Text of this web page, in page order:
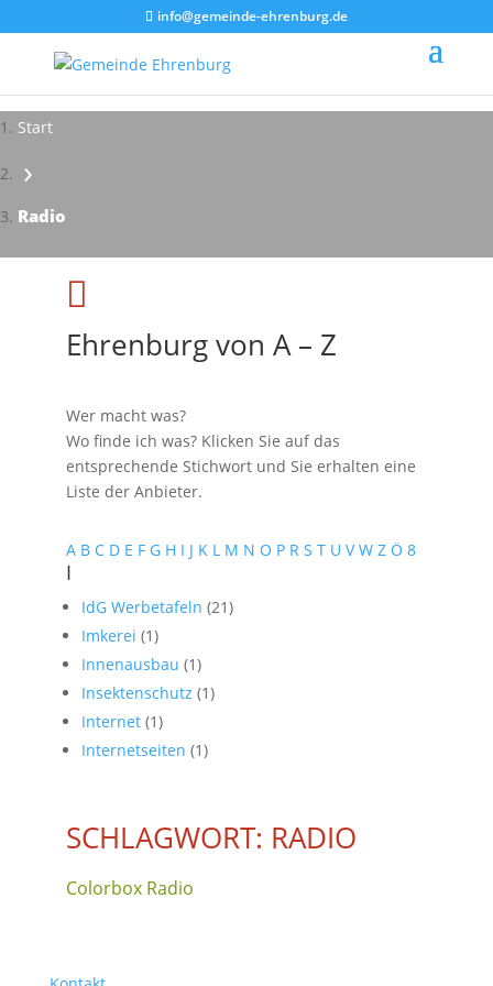
info@gemeinde-ehrenburg.de
Start
›
Radio

Ehrenburg von A – Z
Wer macht was?
Wo finde ich was? Klicken Sie auf das
entsprechende Stichwort und Sie erhalten eine
Liste der Anbieter.
A B C D E F G H I J K L M N O P R S T U V W Z Ö 8
I
IdG Werbetafeln (21)
Imkerei (1)
Innenausbau (1)
Insektenschutz (1)
Internet (1)
Internetseiten (1)
SCHLAGWORT: RADIO
Colorbox Radio